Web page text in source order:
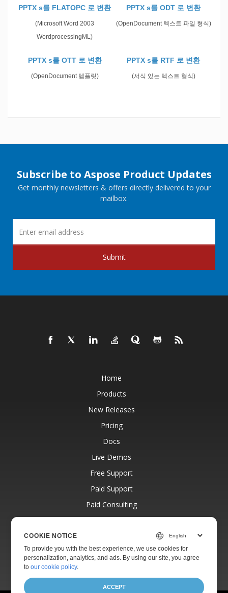
PPTX s를 FLATOPC 로 변환
(Microsoft Word 2003
WordprocessingML)
PPTX s를 ODT 로 변환
(OpenDocument 텍스트 파일 형식)
PPTX s를 OTT 로 변환
(OpenDocument 템플릿)
PPTX s를 RTF 로 변환
(서식 있는 텍스트 형식)
Subscribe to Aspose Product Updates
Get monthly newsletters & offers directly delivered to your
mailbox.
Submit
Home
Products
New Releases
Pricing
Docs
Live Demos
Free Support
Paid Support
Paid Consulting
Blog
About
COOKIE NOTICE
To provide you with the best experience, we use cookies for
personalization, analytics, and ads. By using our site, you agree
toour cookie policy.
ACCEPT